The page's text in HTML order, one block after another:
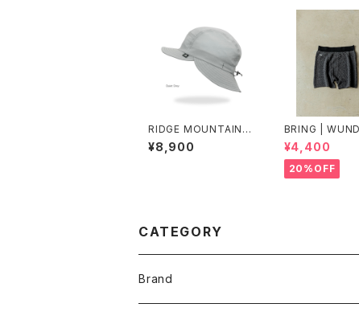
RIDGE MOUNTAIN G
EAR | Shade Cap
¥8,900
BRING |
EAR "ONE" 50/
¥4,400
20%OFF
CATEGORY
Brand